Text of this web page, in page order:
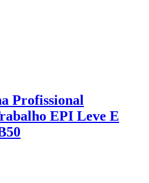
Profissional
EPI Leve E